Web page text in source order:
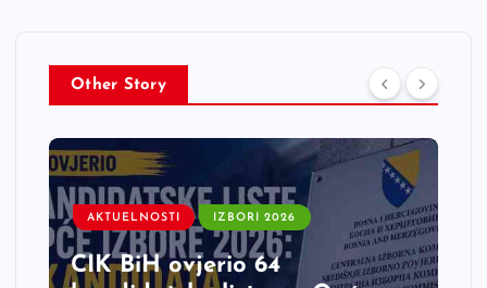
Other Story
AKTUELNOSTI IZBORI 2026
CIK BiH ovjerio 64